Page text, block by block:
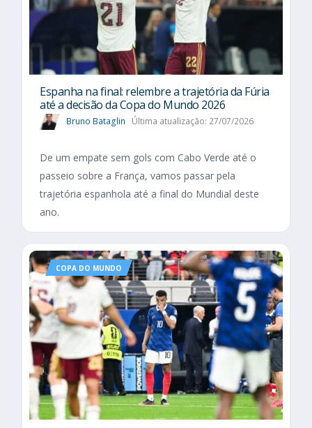
Espanha na final: relembre a trajetória da Fúria
até a decisão da Copa do Mundo 2026
Bruno Bataglin Última atualização: 27/07/2026
De um empate sem gols com Cabo Verde até o
passeio sobre a França, vamos passar pela
trajetória espanhola até a final do Mundial deste
ano.
COPA DO MUNDO